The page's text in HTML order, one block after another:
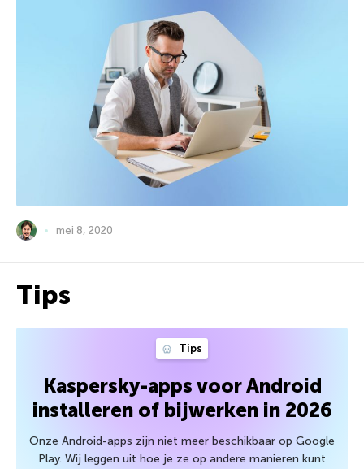
mei 8, 2020
Tips
Tips
Kaspersky-apps voor Android
installeren of bijwerken in 2026
Onze Android-apps zijn niet meer beschikbaar op Google
Play. Wij leggen uit hoe je ze op andere manieren kunt